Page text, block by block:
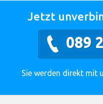
Jetzt
089
Sie werden direkt mit